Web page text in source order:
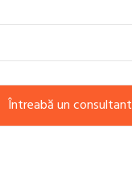
Întreabă un